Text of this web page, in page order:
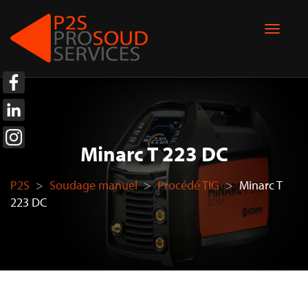
Minarc T 223 DC
P2S > Soudage manuel > Procédé TIG > Minarc T
223 DC